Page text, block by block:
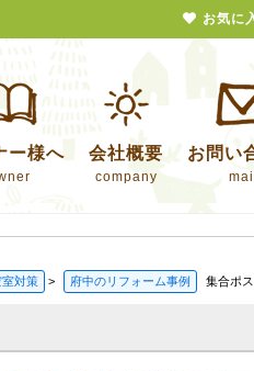
ー様へ 会社概要
company
お問い
室対策 > 府中のリフォーム事例 集合ポ
お気に